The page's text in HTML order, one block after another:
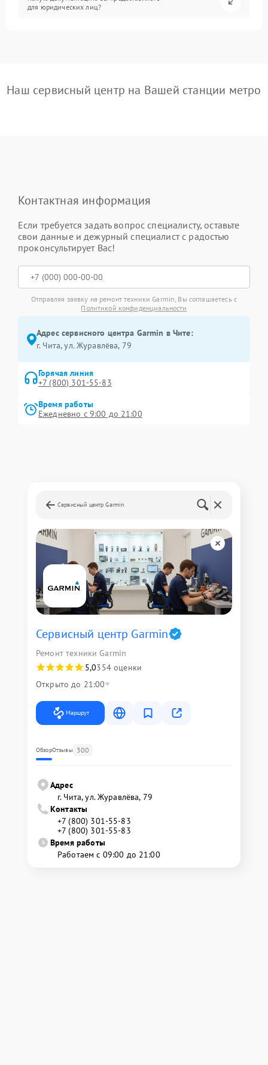
для юридических лиц?
Наш сервисный центр на Вашей станции метро
Контактная информация
Если требуется задать вопрос специалисту, оставьте
свои данные и дежурный специалист с радостью
проконсультирует Вас!
Отправляя заявку на ремонт техники Garmin, Вы соглашаетесь с
Политикой конфиденциальности
Адрес сервисного центра Garmin в Чите:
г. Чита, ул. Журавлёва, 79
Горячая линия
+7 (800) 301-55-83
Время работы
Ежедневно с 9:00 до 21:00
Сервисный центр Garmin
Сервисный центр Garmin
Ремонт техники Garmin
5,0354 оценки
Открыто до 21:00
Маршрут
ОбзорОтзывы 300
Адрес
г. Чита, ул. Журавлёва, 79
Контакты
+7 (800) 301-55-83
+7 (800) 301-55-83
Время работы
Работаем с 09:00 до 21:00